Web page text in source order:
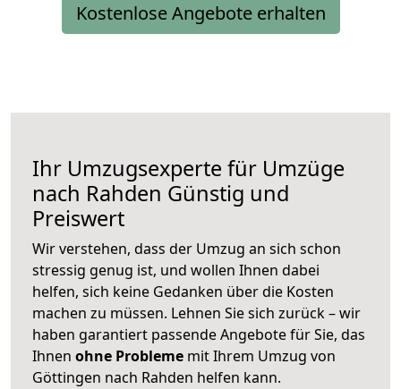
Kostenlose Angebote erhalten
Ihr Umzugsexperte für Umzüge
nach Rahden Günstig und
Preiswert
Wir verstehen, dass der Umzug an sich schon
stressig genug ist, und wollen Ihnen dabei
helfen, sich keine Gedanken über die Kosten
machen zu müssen. Lehnen Sie sich zurück – wir
haben garantiert passende Angebote für Sie, das
Ihnen ohne Probleme mit Ihrem Umzug von
Göttingen nach Rahden helfen kann.